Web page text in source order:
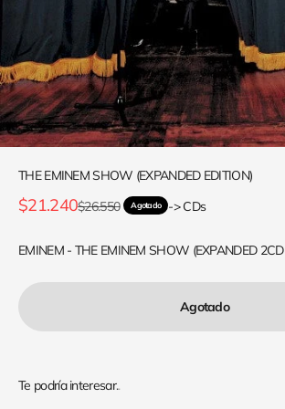
THE EMINEM SHOW (EXPANDED EDITION)
Precio de oferta
$21.240Precio normal
$26.550 Agotado -> CDs
EMINEM - THE EMINEM SHOW (EXPANDED 2CD
Agotado